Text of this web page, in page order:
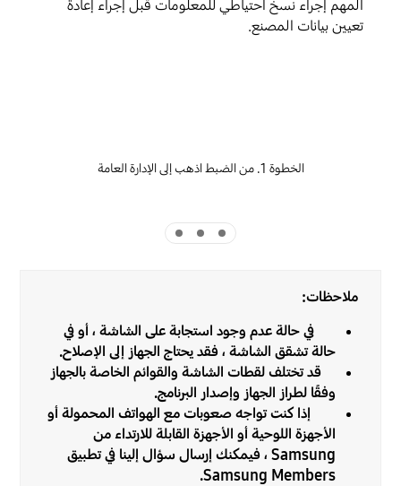
المهم إجراء نسخ احتياطي للمعلومات قبل إجراء إعادة
تعيين بيانات المصنع.
الخطوة 1. من الضبط اذهب إلى الإدارة العامة
ملاحظات:
في حالة عدم وجود استجابة على الشاشة ، أو في
حالة تشقق الشاشة ، فقد يحتاج الجهاز إلى الإصلاح.
قد تختلف لقطات الشاشة والقوائم الخاصة بالجهاز
وفقًا لطراز الجهاز وإصدار البرنامج.
إذا كنت تواجه صعوبات مع الهواتف المحمولة أو
الأجهزة اللوحية أو الأجهزة القابلة للارتداء من
Samsung ، فيمكنك إرسال سؤال إلينا في تطبيق
Samsung Members.